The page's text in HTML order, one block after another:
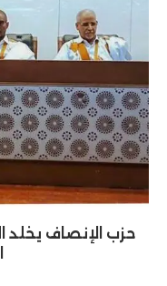
حزب الإنصاف يخلد